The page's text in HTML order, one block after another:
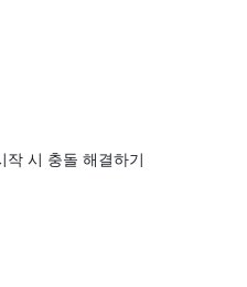
시 충돌 해결하기